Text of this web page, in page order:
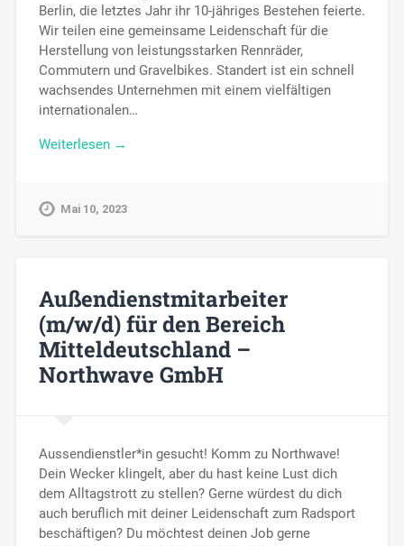
Berlin, die letztes Jahr ihr 10-jähriges Bestehen feierte.
Wir teilen eine gemeinsame Leidenschaft für die
Herstellung von leistungsstarken Rennräder,
Commutern und Gravelbikes. Standert ist ein schnell
wachsendes Unternehmen mit einem vielfältigen
internationalen…
Weiterlesen →
Mai 10, 2023
Außendienstmitarbeiter
(m/w/d) für den Bereich
Mitteldeutschland –
Northwave GmbH
Aussendienstler*in gesucht! Komm zu Northwave!
Dein Wecker klingelt, aber du hast keine Lust dich
dem Alltagstrott zu stellen? Gerne würdest du dich
auch beruflich mit deiner Leidenschaft zum Radsport
beschäftigen? Du möchtest deinen Job gerne